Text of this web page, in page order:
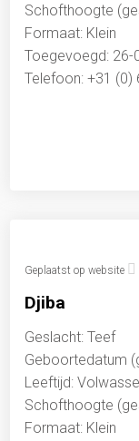
Schofthoogte
Formaat: Klein
Toegevoegd: 26-
Telefoon: +31 (0)
Geplaatst op website
Djiba
Geslacht: Teef
Geboortedatum
Leeftijd:
Schofthoogte
Formaat: Klein